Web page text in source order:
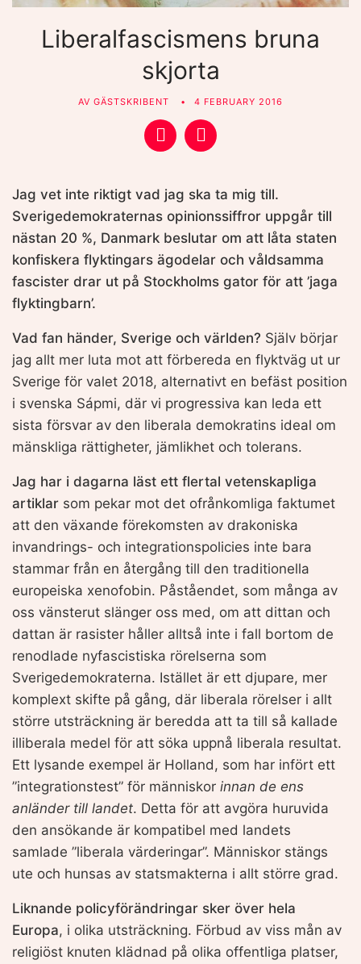
Liberalfascismens bruna
skjorta
AV GÄSTSKRIBENT 4 FEBRUARY 2016
Jag vet inte riktigt vad jag ska ta mig till.
Sverigedemokraternas opinionssiffror uppgår till
nästan 20 %, Danmark beslutar om att låta staten
konfiskera flyktingars ägodelar och våldsamma
fascister drar ut på Stockholms gator för att ’jaga
flyktingbarn’.
Vad fan händer, Sverige och världen? Själv börjar
jag allt mer luta mot att förbereda en flyktväg ut ur
Sverige för valet 2018, alternativt en befäst position
i svenska Sápmi, där vi progressiva kan leda ett
sista försvar av den liberala demokratins ideal om
mänskliga rättigheter, jämlikhet och tolerans.
Jag har i dagarna läst ett flertal vetenskapliga
artiklar som pekar mot det ofrånkomliga faktumet
att den växande förekomsten av drakoniska
invandrings- och integrationspolicies inte bara
stammar från en återgång till den traditionella
europeiska xenofobin. Påståendet, som många av
oss vänsterut slänger oss med, om att dittan och
dattan är rasister håller alltså inte i fall bortom de
renodlade nyfascistiska rörelserna som
Sverigedemokraterna. Istället är ett djupare, mer
komplext skifte på gång, där liberala rörelser i allt
större utsträckning är beredda att ta till så kallade
illiberala medel för att söka uppnå liberala resultat.
Ett lysande exempel är Holland, som har infört ett
”integrationstest” för människor innan de ens
anländer till landet. Detta för att avgöra huruvida
den ansökande är kompatibel med landets
samlade ”liberala värderingar”. Människor stängs
ute och hunsas av statsmakterna i allt större grad.
Liknande policyförändringar sker över hela
Europa, i olika utsträckning. Förbud av viss mån av
religiöst knuten klädnad på olika offentliga platser,